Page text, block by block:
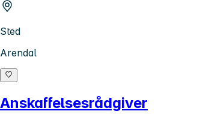
Sted
Arendal
Anskaffelsesrådgiver